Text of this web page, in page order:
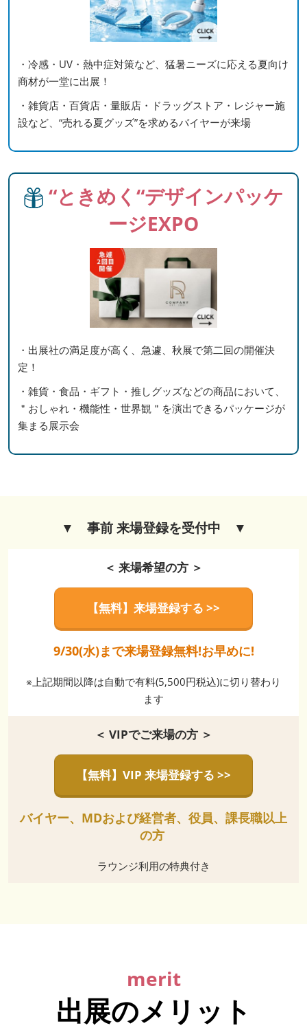
・冷感・UV・熱中症対策など、猛暑ニーズに応える夏向け
商材が一堂に出展！
・雑貨店・百貨店・量販店・ドラッグストア・レジャー施
設など、“売れる夏グッズ”を求めるバイヤーが来場
“ときめく“デザインパッケ
ージEXPO
・出展社の満足度が高く、急遽、秋展で第二回の開催決
定！
・雑貨・食品・ギフト・推しグッズなどの商品において、
＂おしゃれ・機能性・世界観＂を演出できるパッケージが
集まる展示会
▼ 事前 来場登録を受付中 ▼
＜ 来場希望の方 ＞
【無料】来場登録する >>
9/30(水)まで来場登録無料!お早めに!
※上記期間以降は自動で有料(5,500円税込)に切り替わり
ます
＜ VIPでご来場の方 ＞
【無料】VIP 来場登録する >>
バイヤー、MDおよび経営者、役員、課長職以上
の方
ラウンジ利用の特典付き
merit
出展のメリット